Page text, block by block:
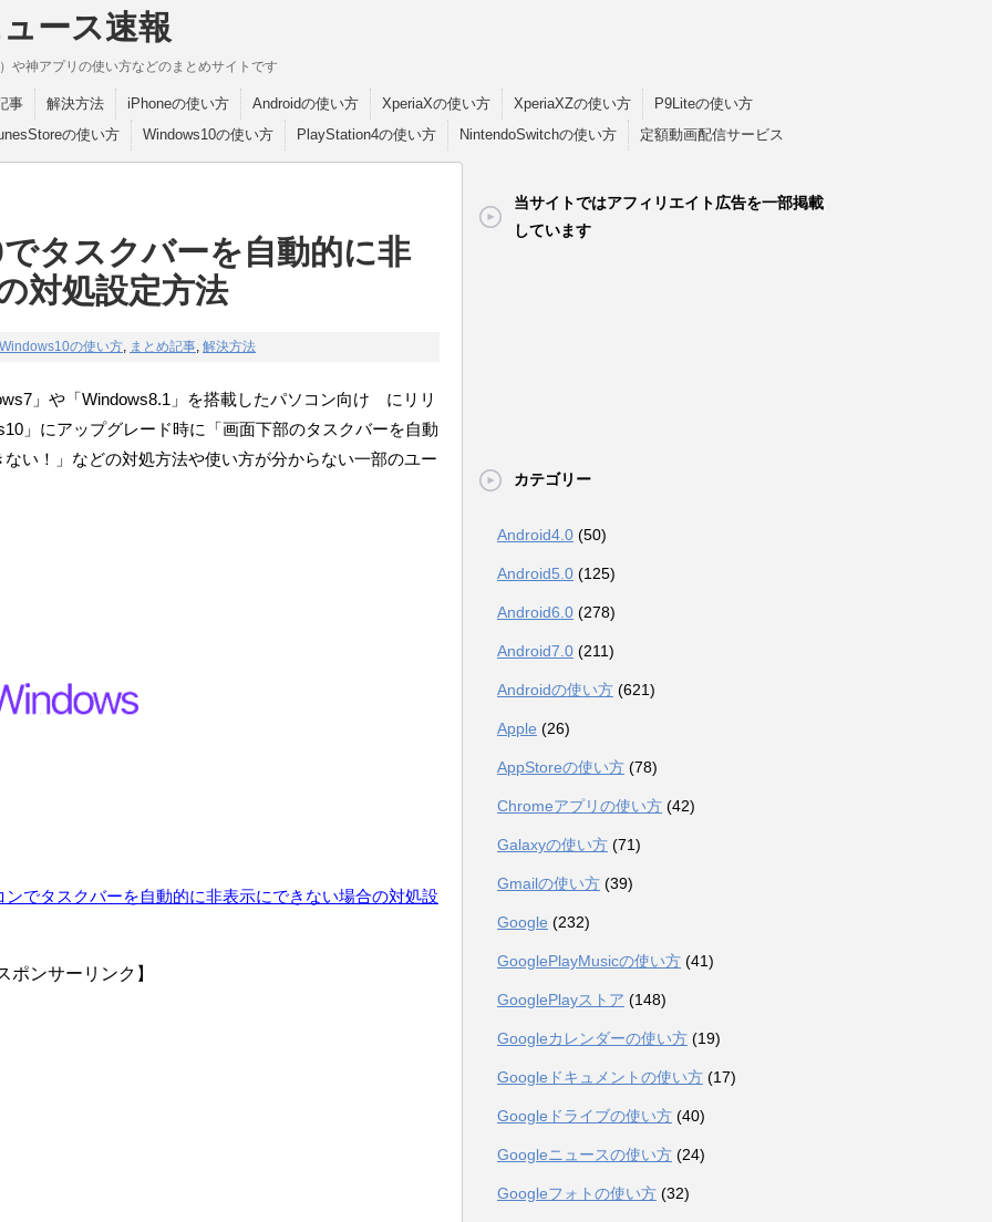
ース速報
や神アプリの使い方などのまとめサイトです
事 解決方法 iPhoneの使い方 Androidの使い方 XperiaXの使い方 XperiaXZの使い方
P9Liteの使い方
の使い方
Windows10の使い方 PlayStation4の使い方 NintendoSwitchの使い方 定額動画配信サービス
タスクバーを自動的に非
対処設定方法
Windows10の使い方, まとめ記事, 解決方法
」や「Windows8.1」を搭載したパソコン向け にリリ
」にアップグレード時に「画面下部のタスクバーを自動
い！」などの対処方法や使い方が分からない一部のユー
でタスクバーを自動的に非表示にできない場合の対処設
ポンサーリンク】
当サイトではアフィリエイト広告を一部掲載
しています
カテゴリー
Android4.0 (50)
Android5.0 (125)
Android6.0 (278)
Android7.0 (211)
Androidの使い方 (621)
Apple (26)
AppStoreの使い方 (78)
Chromeアプリの使い方 (42)
Galaxyの使い方 (71)
Gmailの使い方 (39)
Google (232)
GooglePlayMusicの使い方 (41)
GooglePlayストア (148)
Googleカレンダーの使い方 (19)
Googleドキュメントの使い方 (17)
Googleドライブの使い方 (40)
Googleニュースの使い方 (24)
Googleフォトの使い方 (32)